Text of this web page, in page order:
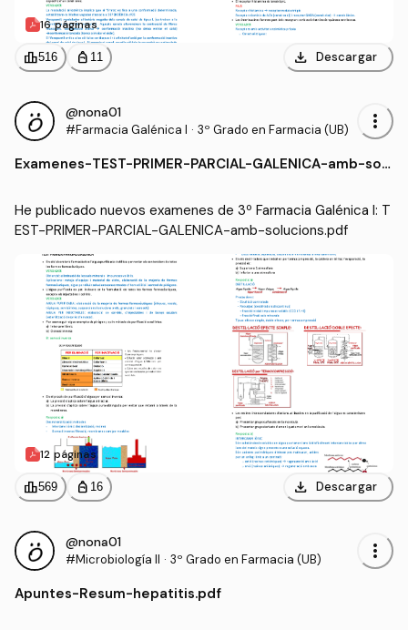
16 páginas
leaderboard516 personal_bag 11 download Descargar
@nona01
#Farmacia Galénica I · 3º Grado en Farmacia (UB) more_vert
Examenes-TEST-PRIMER-PARCIAL-GALENICA-amb-solu
He publicado nuevos examenes de 3º Farmacia Galénica I: T
EST-PRIMER-PARCIAL-GALENICA-amb-solucions.pdf
12 páginas
leaderboard569 personal_bag 16 download Descargar
@nona01
#Microbiología II · 3º Grado en Farmacia (UB) more_vert
Apuntes-Resum-hepatitis.pdf